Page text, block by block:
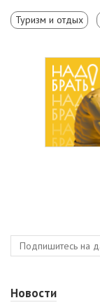
Туризм и отдых
Новости